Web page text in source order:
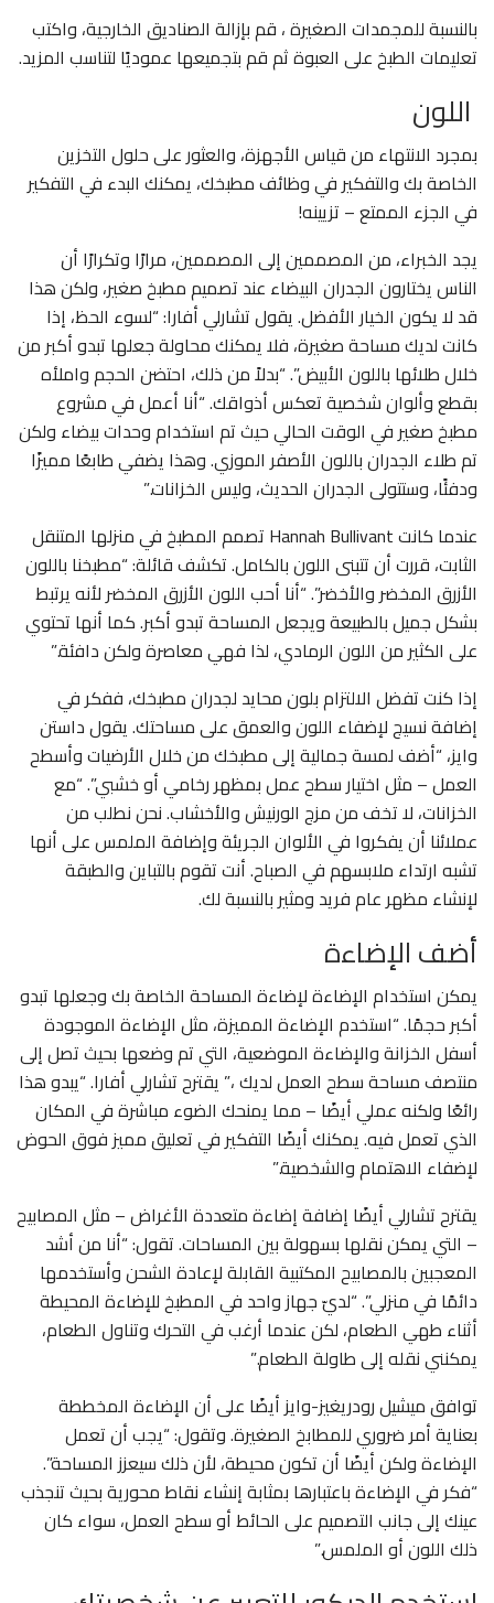
بالنسبة للمجمدات الصغيرة ، قم بإزالة الصناديق الخارجية، واكتب
تعليمات الطبخ على العبوة ثم قم بتجميعها عموديًا لتناسب المزيد.
اللون
بمجرد الانتهاء من قياس الأجهزة، والعثور على حلول التخزين
الخاصة بك والتفكير في وظائف مطبخك، يمكنك البدء في التفكير
في الجزء الممتع – تزيينه!
يجد الخبراء، من المصممين إلى المصممين، مرارًا وتكرارًا أن
الناس يختارون الجدران البيضاء عند تصميم مطبخ صغير، ولكن هذا
قد لا يكون الخيار الأفضل. يقول تشارلي أفارا: “لسوء الحظ، إذا
كانت لديك مساحة صغيرة، فلا يمكنك محاولة جعلها تبدو أكبر من
خلال طلائها باللون الأبيض”. “بدلاً من ذلك، احتضن الحجم واملأه
بقطع وألوان شخصية تعكس أذواقك. “أنا أعمل في مشروع
مطبخ صغير في الوقت الحالي حيث تم استخدام وحدات بيضاء ولكن
تم طلاء الجدران باللون الأصفر الموزي. وهذا يضفي طابعًا مميزًا
ودفئًا، وستتولى الجدران الحديث، وليس الخزانات.”
عندما كانت Hannah Bullivant تصمم المطبخ في منزلها المتنقل
الثابت، قررت أن تتبنى اللون بالكامل. تكشف قائلة: “مطبخنا باللون
الأزرق المخضر والأخضر”. “أنا أحب اللون الأزرق المخضر لأنه يرتبط
بشكل جميل بالطبيعة ويجعل المساحة تبدو أكبر. كما أنها تحتوي
على الكثير من اللون الرمادي، لذا فهي معاصرة ولكن دافئة.”
إذا كنت تفضل الالتزام بلون محايد لجدران مطبخك، ففكر في
إضافة نسيج لإضفاء اللون والعمق على مساحتك. يقول داستن
وايز، “أضف لمسة جمالية إلى مطبخك من خلال الأرضيات وأسطح
العمل – مثل اختيار سطح عمل بمظهر رخامي أو خشبي”. “مع
الخزانات، لا تخف من مزج الورنيش والأخشاب. نحن نطلب من
عملائنا أن يفكروا في الألوان الجريئة وإضافة الملمس على أنها
تشبه ارتداء ملابسهم في الصباح. أنت تقوم بالتباين والطبقة
لإنشاء مظهر عام فريد ومثير بالنسبة لك.
أضف الإضاءة
يمكن استخدام الإضاءة لإضاءة المساحة الخاصة بك وجعلها تبدو
أكبر حجمًا. “استخدم الإضاءة المميزة، مثل الإضاءة الموجودة
أسفل الخزانة والإضاءة الموضعية، التي تم وضعها بحيث تصل إلى
منتصف مساحة سطح العمل لديك ،” يقترح تشارلي أفارا. “يبدو هذا
رائعًا ولكنه عملي أيضًا – مما يمنحك الضوء مباشرة في المكان
الذي تعمل فيه. يمكنك أيضًا التفكير في تعليق مميز فوق الحوض
لإضفاء الاهتمام والشخصية.”
يقترح تشارلي أيضًا إضافة إضاءة متعددة الأغراض – مثل المصابيح
– التي يمكن نقلها بسهولة بين المساحات. تقول: “أنا من أشد
المعجبين بالمصابيح المكتبية القابلة لإعادة الشحن وأستخدمها
دائمًا في منزلي”. “لديّ جهاز واحد في المطبخ للإضاءة المحيطة
أثناء طهي الطعام، لكن عندما أرغب في التحرك وتناول الطعام،
يمكنني نقله إلى طاولة الطعام.”
توافق ميشيل رودريغيز-وايز أيضًا على أن الإضاءة المخططة
بعناية أمر ضروري للمطابخ الصغيرة. وتقول: “يجب أن تعمل
الإضاءة ولكن أيضًا أن تكون محيطة، لأن ذلك سيعزز المساحة”.
“فكر في الإضاءة باعتبارها بمثابة إنشاء نقاط محورية بحيث تنجذب
عينك إلى جانب التصميم على الحائط أو سطح العمل، سواء كان
ذلك اللون أو الملمس.”